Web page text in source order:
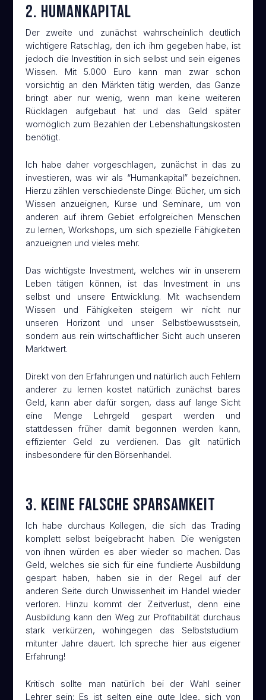
2. Humankapital
Der zweite und zunächst wahrscheinlich deutlich
wichtigere Ratschlag, den ich ihm gegeben habe, ist
jedoch die Investition in sich selbst und sein eigenes
Wissen. Mit 5.000 Euro kann man zwar schon
vorsichtig an den Märkten tätig werden, das Ganze
bringt aber nur wenig, wenn man keine weiteren
Rücklagen aufgebaut hat und das Geld später
womöglich zum Bezahlen der Lebenshaltungskosten
benötigt.
Ich habe daher vorgeschlagen, zunächst in das zu
investieren, was wir als “Humankapital” bezeichnen.
Hierzu zählen verschiedenste Dinge: Bücher, um sich
Wissen anzueignen, Kurse und Seminare, um von
anderen auf ihrem Gebiet erfolgreichen Menschen
zu lernen, Workshops, um sich spezielle Fähigkeiten
anzueignen und vieles mehr.
Das wichtigste Investment, welches wir in unserem
Leben tätigen können, ist das Investment in uns
selbst und unsere Entwicklung. Mit wachsendem
Wissen und Fähigkeiten steigern wir nicht nur
unseren Horizont und unser Selbstbewusstsein,
sondern aus rein wirtschaftlicher Sicht auch unseren
Marktwert.
Direkt von den Erfahrungen und natürlich auch Fehlern
anderer zu lernen kostet natürlich zunächst bares
Geld, kann aber dafür sorgen, dass auf lange Sicht
eine Menge Lehrgeld gespart werden und
stattdessen früher damit begonnen werden kann,
effizienter Geld zu verdienen. Das gilt natürlich
insbesondere für den Börsenhandel.
3. Keine falsche Sparsamkeit
Ich habe durchaus Kollegen, die sich das Trading
komplett selbst beigebracht haben. Die wenigsten
von ihnen würden es aber wieder so machen. Das
Geld, welches sie sich für eine fundierte Ausbildung
gespart haben, haben sie in der Regel auf der
anderen Seite durch Unwissenheit im Handel wieder
verloren. Hinzu kommt der Zeitverlust, denn eine
Ausbildung kann den Weg zur Profitabilität durchaus
stark verkürzen, wohingegen das Selbststudium
mitunter Jahre dauert. Ich spreche hier aus eigener
Erfahrung!
Kritisch sollte man natürlich bei der Wahl seiner
Lehrer sein: Es ist selten eine gute Idee, sich von